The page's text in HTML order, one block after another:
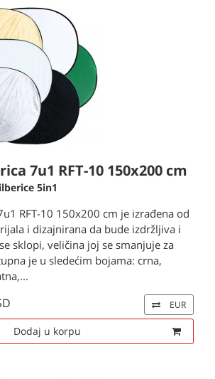
7u1 RFT-10 150x200 cm
5in1
RFT-10 150x200 cm je izrađena od
i dizajnirana da bude izdržljiva i
sklopi, veličina joj se smanjuje za
je u sledećim bojama: crna,
EUR
Dodaj u korpu